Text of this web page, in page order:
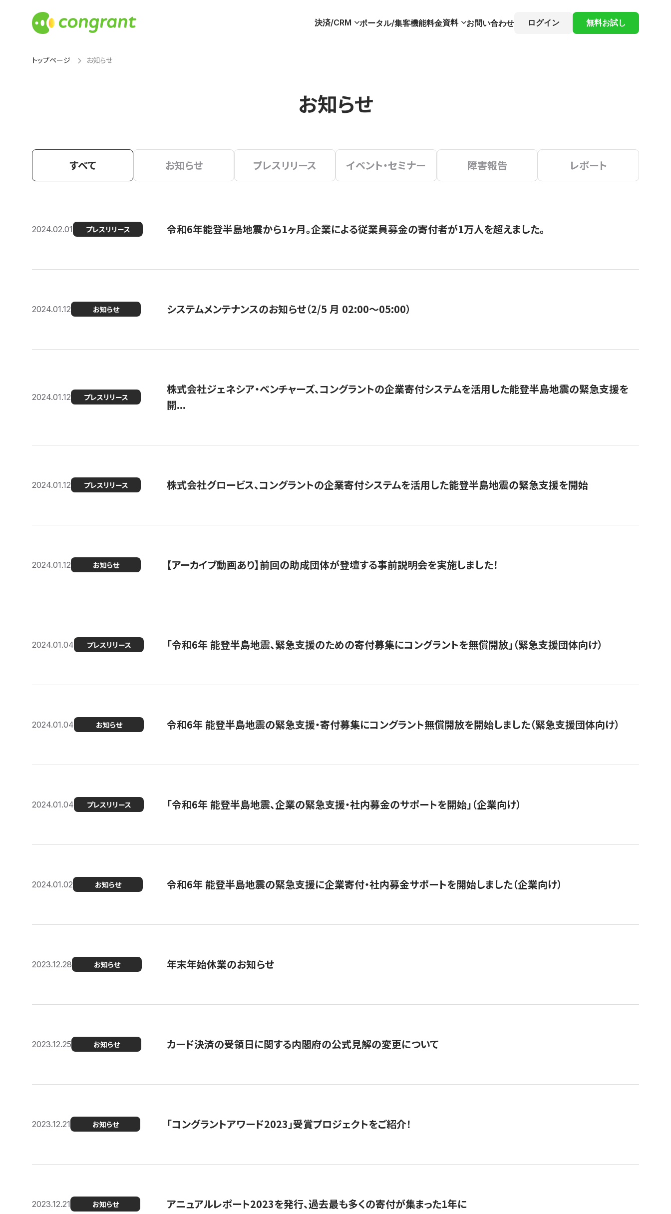
決済/CRM ポータル/集客機能料金資料 お問い合わせ ログイン 無料お試し
トップページ お知らせ
お知らせ
すべて お知らせ プレスリリース イベント・セミナー 障害報告 レポート
2024.02.01 プレスリリース 令和6年能登半島地震から1ヶ月。企業による従業員募金の寄付者が1万人を超えました。
2024.01.12 お知らせ システムメンテナンスのお知らせ（2/5 月 02:00〜05:00）
2024.01.12 プレスリリース
株式会社ジェネシア・ベンチャーズ、コングラントの企業寄付システムを活用した能登半島地震の緊急支援を
開...
2024.01.12 プレスリリース 株式会社グロービス、コングラントの企業寄付システムを活用した能登半島地震の緊急支援を開始
2024.01.12 お知らせ 【アーカイブ動画あり】前回の助成団体が登壇する事前説明会を実施しました！
2024.01.04 プレスリリース 「令和6年 能登半島地震、緊急支援のための寄付募集にコングラントを無償開放」（緊急支援団体向け）
2024.01.04 お知らせ 令和6年 能登半島地震の緊急支援・寄付募集にコングラント無償開放を開始しました（緊急支援団体向け）
2024.01.04 プレスリリース 「令和6年 能登半島地震、企業の緊急支援・社内募金のサポートを開始」（企業向け）
2024.01.02 お知らせ 令和6年 能登半島地震の緊急支援に企業寄付・社内募金サポートを開始しました（企業向け）
2023.12.28 お知らせ 年末年始休業のお知らせ
2023.12.25 お知らせ カード決済の受領日に関する内閣府の公式見解の変更について
2023.12.21 お知らせ 「コングラントアワード2023」受賞プロジェクトをご紹介！
2023.12.21 お知らせ アニュアルレポート2023を発行、過去最も多くの寄付が集まった1年に